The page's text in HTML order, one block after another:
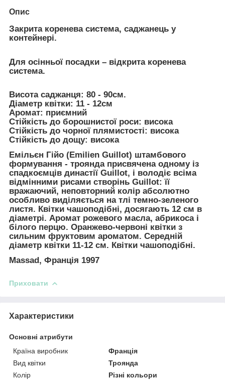
Опис
Закрита коренева система, саджанець у
контейнері.
Для осінньої посадки – відкрита коренева
система.
Висота саджанця: 80 - 90см.
Діаметр квітки: 11 - 12см
Аромат: приємний
Стійкість до борошнистої роси: висока
Стійкість до чорної плямистості: висока
Стійкість до дощу: висока
Емільєн Гійо (Emilien Guillot) штамбового
формування - троянда присвячена одному із
спадкоємців династії Guillot, і володіє всіма
відмінними рисами створінь Guillot: її
вражаючий, неповторний колір абсолютно
особливо виділяється на тлі темно-зеленого
листя. Квітки чашоподібні, досягають 12 см в
діаметрі. Аромат рожевого масла, абрикоса і
білого перцю. Оранжево-червоні квітки з
сильним фруктовим ароматом. Середній
діаметр квітки 11-12 см. Квітки чашоподібні.
Massad, Франція 1997
Приховати
Характеристики
Основні атрибути
Країна виробник
Франція
Вид квітки
Троянда
Колір
Різні кольори